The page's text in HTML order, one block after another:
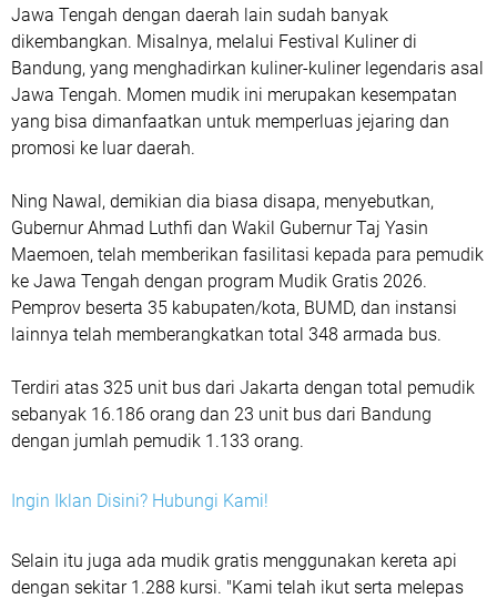
Jawa Tengah dengan daerah lain sudah banyak
dikembangkan. Misalnya, melalui Festival Kuliner di
Bandung, yang menghadirkan kuliner-kuliner legendaris asal
Jawa Tengah. Momen mudik ini merupakan kesempatan
yang bisa dimanfaatkan untuk memperluas jejaring dan
promosi ke luar daerah.
Ning Nawal, demikian dia biasa disapa, menyebutkan,
Gubernur Ahmad Luthfi dan Wakil Gubernur Taj Yasin
Maemoen, telah memberikan fasilitasi kepada para pemudik
ke Jawa Tengah dengan program Mudik Gratis 2026.
Pemprov beserta 35 kabupaten/kota, BUMD, dan instansi
lainnya telah memberangkatkan total 348 armada bus.
Terdiri atas 325 unit bus dari Jakarta dengan total pemudik
sebanyak 16.186 orang dan 23 unit bus dari Bandung
dengan jumlah pemudik 1.133 orang.
Ingin Iklan Disini? Hubungi Kami!
Selain itu juga ada mudik gratis menggunakan kereta api
dengan sekitar 1.288 kursi. "Kami telah ikut serta melepas